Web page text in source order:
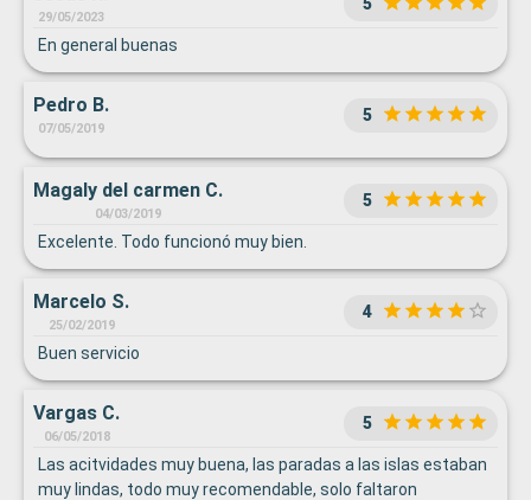
29/05/2023
En general buenas
Pedro B.
07/05/2019
5
Magaly del carmen C.
04/03/2019
5
Excelente. Todo funcionó muy bien.
Marcelo S.
25/02/2019
4
Buen servicio
Vargas C.
06/05/2018
5
Las acitvidades muy buena, las paradas a las islas estaban
muy lindas, todo muy recomendable, solo faltaron